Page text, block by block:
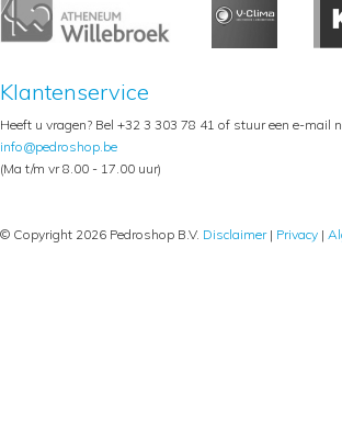
Klantenservice
Heeft u vragen? Bel +32 3 303 78 41 of stuur een e-mail
info@pedroshop.be
(Ma t/m vr 8.00 - 17.00 uur)
© Copyright 2026 Pedroshop B.V. Disclaimer| Privacy |